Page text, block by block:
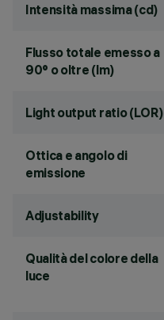
Intensità massima (cd)
Flusso totale emesso a
90° o oltre (lm)
Light output ratio (LOR)
Ottica e angolo di
emissione
Adjustability
Qualità del colore della
luce